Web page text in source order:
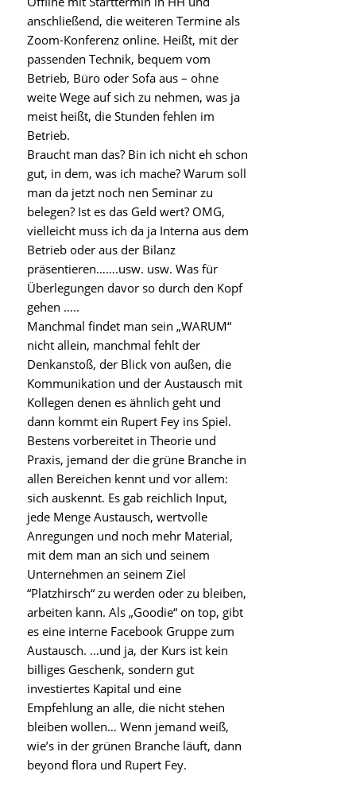
anschließend, die weiteren Termine als
Zoom-Konferenz online. Heißt, mit der
passenden Technik, bequem vom
Betrieb, Büro oder Sofa aus – ohne
weite Wege auf sich zu nehmen, was ja
meist heißt, die Stunden fehlen im
Betrieb.
Braucht man das? Bin ich nicht eh schon
gut, in dem, was ich mache? Warum soll
man da jetzt noch nen Seminar zu
belegen? Ist es das Geld wert? OMG,
vielleicht muss ich da ja Interna aus dem
Betrieb oder aus der Bilanz
präsentieren…….usw. usw. Was für
Überlegungen davor so durch den Kopf
gehen …..
Manchmal findet man sein „WARUM“
nicht allein, manchmal fehlt der
Denkanstoß, der Blick von außen, die
Kommunikation und der Austausch mit
Kollegen denen es ähnlich geht und
dann kommt ein Rupert Fey ins Spiel.
Bestens vorbereitet in Theorie und
Praxis, jemand der die grüne Branche in
allen Bereichen kennt und vor allem:
sich auskennt. Es gab reichlich Input,
jede Menge Austausch, wertvolle
Anregungen und noch mehr Material,
mit dem man an sich und seinem
Unternehmen an seinem Ziel
“Platzhirsch“ zu werden oder zu bleiben,
arbeiten kann. Als „Goodie“ on top, gibt
es eine interne Facebook Gruppe zum
Austausch. …und ja, der Kurs ist kein
billiges Geschenk, sondern gut
investiertes Kapital und eine
Empfehlung an alle, die nicht stehen
bleiben wollen… Wenn jemand weiß,
wie’s in der grünen Branche läuft, dann
beyond flora und Rupert Fey.